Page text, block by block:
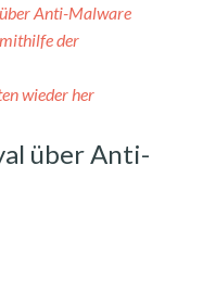
Anti-Malware
der
wieder her
über Anti-